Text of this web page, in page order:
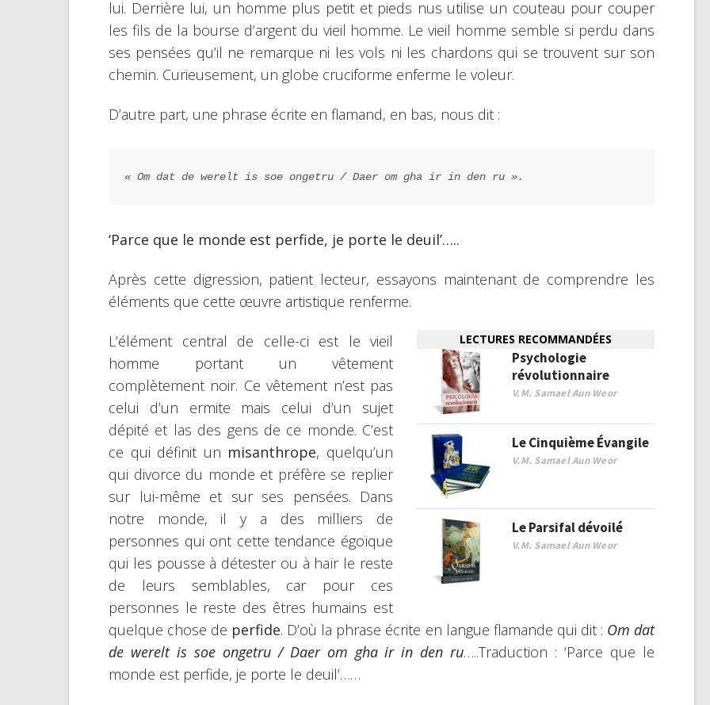
lui. Derrière lui, un homme plus petit et pieds nus utilise un couteau pour couper
les fils de la bourse d’argent du vieil homme. Le vieil homme semble si perdu dans
ses pensées qu’il ne remarque ni les vols ni les chardons qui se trouvent sur son
chemin. Curieusement, un globe cruciforme enferme le voleur.
D’autre part, une phrase écrite en flamand, en bas, nous dit :
« Om dat de werelt is soe ongetru / Daer om gha ir in den ru ».
‘Parce que le monde est perfide, je porte le deuil’…..
Après cette digression, patient lecteur, essayons maintenant de comprendre les
éléments que cette œuvre artistique renferme.
LECTURES RECOMMANDÉES
Psychologie
révolutionnaire
V.M. Samael Aun Weor
Le Cinquième Évangile
V.M. Samael Aun Weor
Le Parsifal dévoilé
V.M. Samael Aun Weor
L’élément central de celle-ci est le vieil
homme portant un vêtement
complètement noir. Ce vêtement n’est pas
celui d’un ermite mais celui d’un sujet
dépité et las des gens de ce monde. C’est
ce qui définit un misanthrope, quelqu’un
qui divorce du monde et préfère se replier
sur lui-même et sur ses pensées. Dans
notre monde, il y a des milliers de
personnes qui ont cette tendance égoïque
qui les pousse à détester ou à haïr le reste
de leurs semblables, car pour ces
personnes le reste des êtres humains est
quelque chose de perfide. D’où la phrase écrite en langue flamande qui dit : Om dat
de werelt is soe ongetru / Daer om gha ir in den ru…..Traduction : ‘Parce que le
monde est perfide, je porte le deuil’……